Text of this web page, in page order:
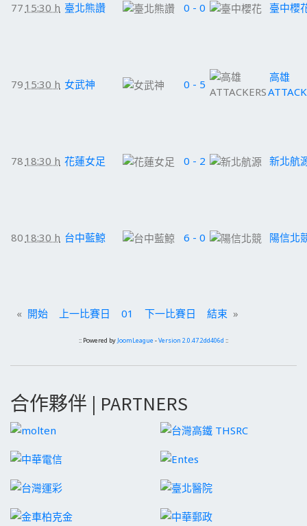
77 15:30 h 臺北熊讚 0 - 0 臺中櫻
79 15:30 h 女武神 0 - 5
高雄
78 18:30 h 花蓮女足 0 - 2 新北航
80 18:30 h 台中藍鯨 6 - 0 陽信北
« 開始 上一比賽日 01 下一比賽日 結束 »
:: Powered by JoomLeague -Version 2.0.47.2dd406d ::
合作夥伴 | PARTNERS